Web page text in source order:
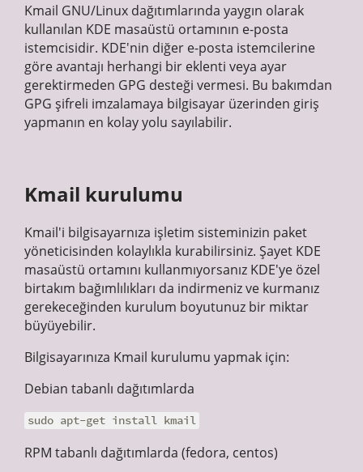
Kmail GNU/Linux dağıtımlarında yaygın olarak
kullanılan KDE masaüstü ortamının e-posta
istemcisidir. KDE'nin diğer e-posta istemcilerine
göre avantajı herhangi bir eklenti veya ayar
gerektirmeden GPG desteği vermesi. Bu bakımdan
GPG şifreli imzalamaya bilgisayar üzerinden giriş
yapmanın en kolay yolu sayılabilir.
Kmail kurulumu
Kmail'i bilgisayarnıza işletim sisteminizin paket
yöneticisinden kolaylıkla kurabilirsiniz. Şayet KDE
masaüstü ortamını kullanmıyorsanız KDE'ye özel
birtakım bağımlılıkları da indirmeniz ve kurmanız
gerekeceğinden kurulum boyutunuz bir miktar
büyüyebilir.
Bilgisayarınıza Kmail kurulumu yapmak için:
Debian tabanlı dağıtımlarda
sudo apt-get install kmail
RPM tabanlı dağıtımlarda (fedora, centos)